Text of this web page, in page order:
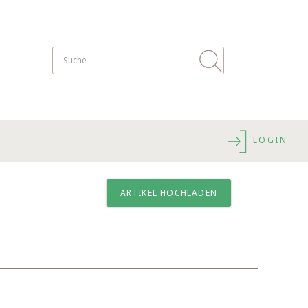
LOGIN
ARTIKEL HOCHLADEN